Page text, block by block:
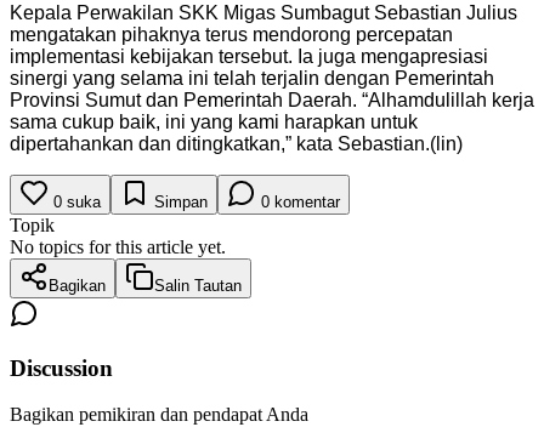
Kepala Perwakilan SKK Migas Sumbagut Sebastian Julius
mengatakan pihaknya terus mendorong percepatan
implementasi kebijakan tersebut. Ia juga mengapresiasi
sinergi yang selama ini telah terjalin dengan Pemerintah
Provinsi Sumut dan Pemerintah Daerah. “Alhamdulillah kerja
sama cukup baik, ini yang kami harapkan untuk
dipertahankan dan ditingkatkan,” kata Sebastian.(lin)
0 suka Simpan 0 komentar
Topik
No topics for this article yet.
Bagikan Salin Tautan
Discussion
Bagikan pemikiran dan pendapat Anda